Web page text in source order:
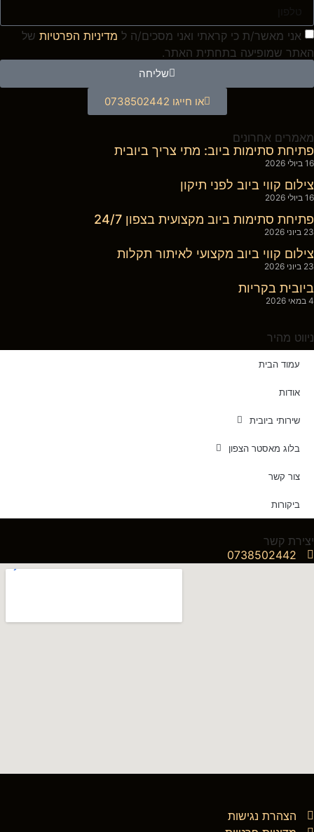
אני מאשר/ת כי קראתי ואני מסכים/ה ל מדיניות הפרטיות של
האתר שמופיעה בתחתית האתר.
שליחה
או חייגו 0738502442
מאמרים אחרונים
פתיחת סתימות ביוב: מתי צריך ביובית
16 ביולי 2026
צילום קווי ביוב לפני תיקון
16 ביולי 2026
פתיחת סתימות ביוב מקצועית בצפון 24/7
23 ביוני 2026
צילום קווי ביוב מקצועי לאיתור תקלות
23 ביוני 2026
ביובית בקריות
4 במאי 2026
ניווט מהיר
עמוד הבית
אודות
שירותי ביובית
בלוג מאסטר הצפון
צור קשר
ביקורות
יצירת קשר
0738502442
הצהרת נגישות